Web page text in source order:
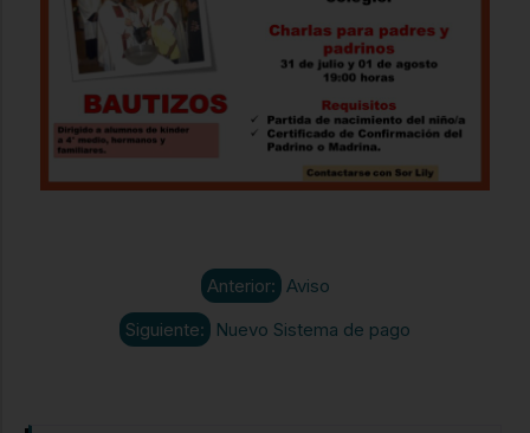
Anterior: Aviso
Siguiente:
Nuevo Sistema de pago